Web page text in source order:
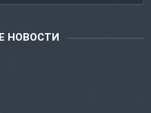
НОВОСТИ